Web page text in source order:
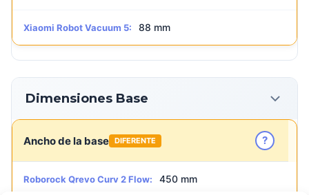
Xiaomi Robot Vacuum 5: 88 mm
Dimensiones Base
Ancho de la base DIFERENTE ?
Roborock Qrevo Curv 2 Flow: 450 mm